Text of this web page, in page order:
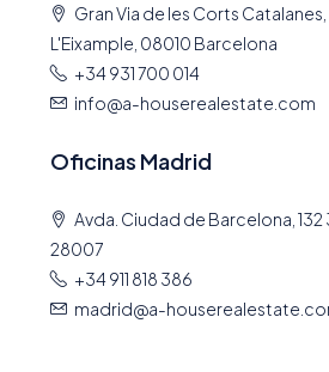
Gran Via de les Corts Catalanes,
L'Eixample, 08010 Barcelona
+34 931 700 014
info@a-houserealestate.com
Oficinas Madrid
Avda. Ciudad de Barcelona, 132
28007
+34 911 818 386
madrid@a-